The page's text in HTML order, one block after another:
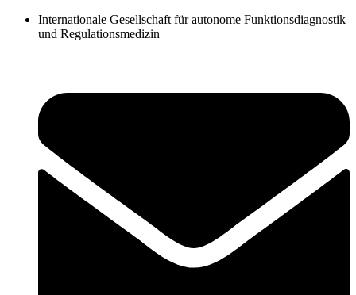
Zum
Internationale Gesellschaft für autonome Funktionsdiagnostik
und Regulationsmedizin